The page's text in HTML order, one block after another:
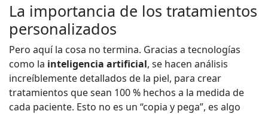
La importancia de los tratamientos
personalizados
Pero aquí la cosa no termina. Gracias a tecnologías
como la inteligencia artificial, se hacen análisis
increíblemente detallados de la piel, para crear
tratamientos que sean 100 % hechos a la medida de
cada paciente. Esto no es un “copia y pega”, es algo